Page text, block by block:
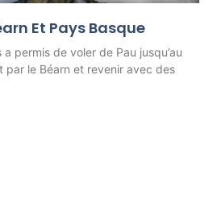
Et Pays Basque
permis de voler de Pau jusqu’au
par le Béarn et revenir avec des